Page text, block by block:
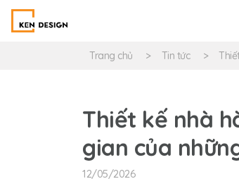
Trang chủ Tin tức
Thiết kế nhà
gian của
12/05/2026